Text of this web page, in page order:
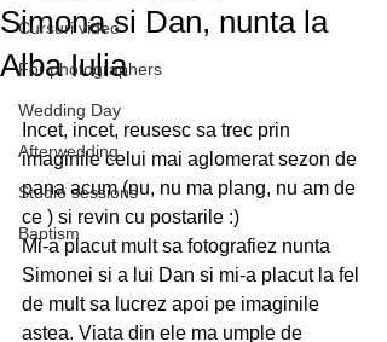
Cursuri video
For photographers
Wedding Day
Afterwedding
Studio sessions
Baptism
Simona si Dan, nunta la
Alba Iulia
Incet, incet, reusesc sa trec prin
imaginile celui mai aglomerat sezon de
pana acum (nu, nu ma plang, nu am de
ce ) si revin cu postarile :)
Mi-a placut mult sa fotografiez nunta
Simonei si a lui Dan si mi-a placut la fel
de mult sa lucrez apoi pe imaginile
astea. Viata din ele ma umple de